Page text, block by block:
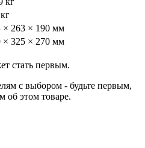
× 263 × 190 мм
× 325 × 270 мм
стать первым.
с выбором - будьте первым,
об этом товаре.